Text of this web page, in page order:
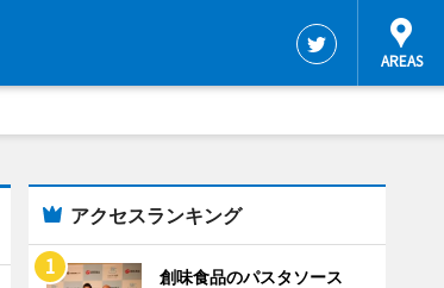
アクセスランキング
創味食品のパスタソース